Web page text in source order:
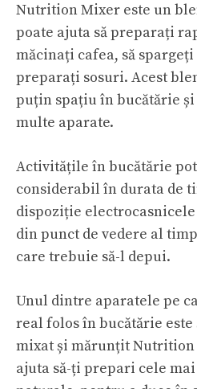
Nutrition Mixer este un
poate ajuta să preparați
măcinați cafea, să spargeți
preparați sosuri. Acest
puțin spațiu în bucătărie
multe aparate.
Activitățile în bucătărie
considerabil în durata de
dispoziție
din punct de vedere al
care trebuie să-l depui.
Unul dintre aparatele pe
real folos în bucătărie
mixat și mărunțit Nutrition
ajuta să-ți prepari cele